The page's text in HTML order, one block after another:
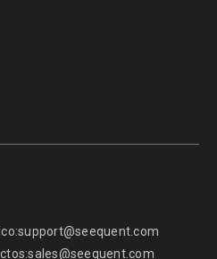
support@seequent.com
sales@seequent.com